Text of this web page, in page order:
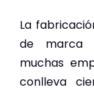
La
de marca
muchas
conlleva